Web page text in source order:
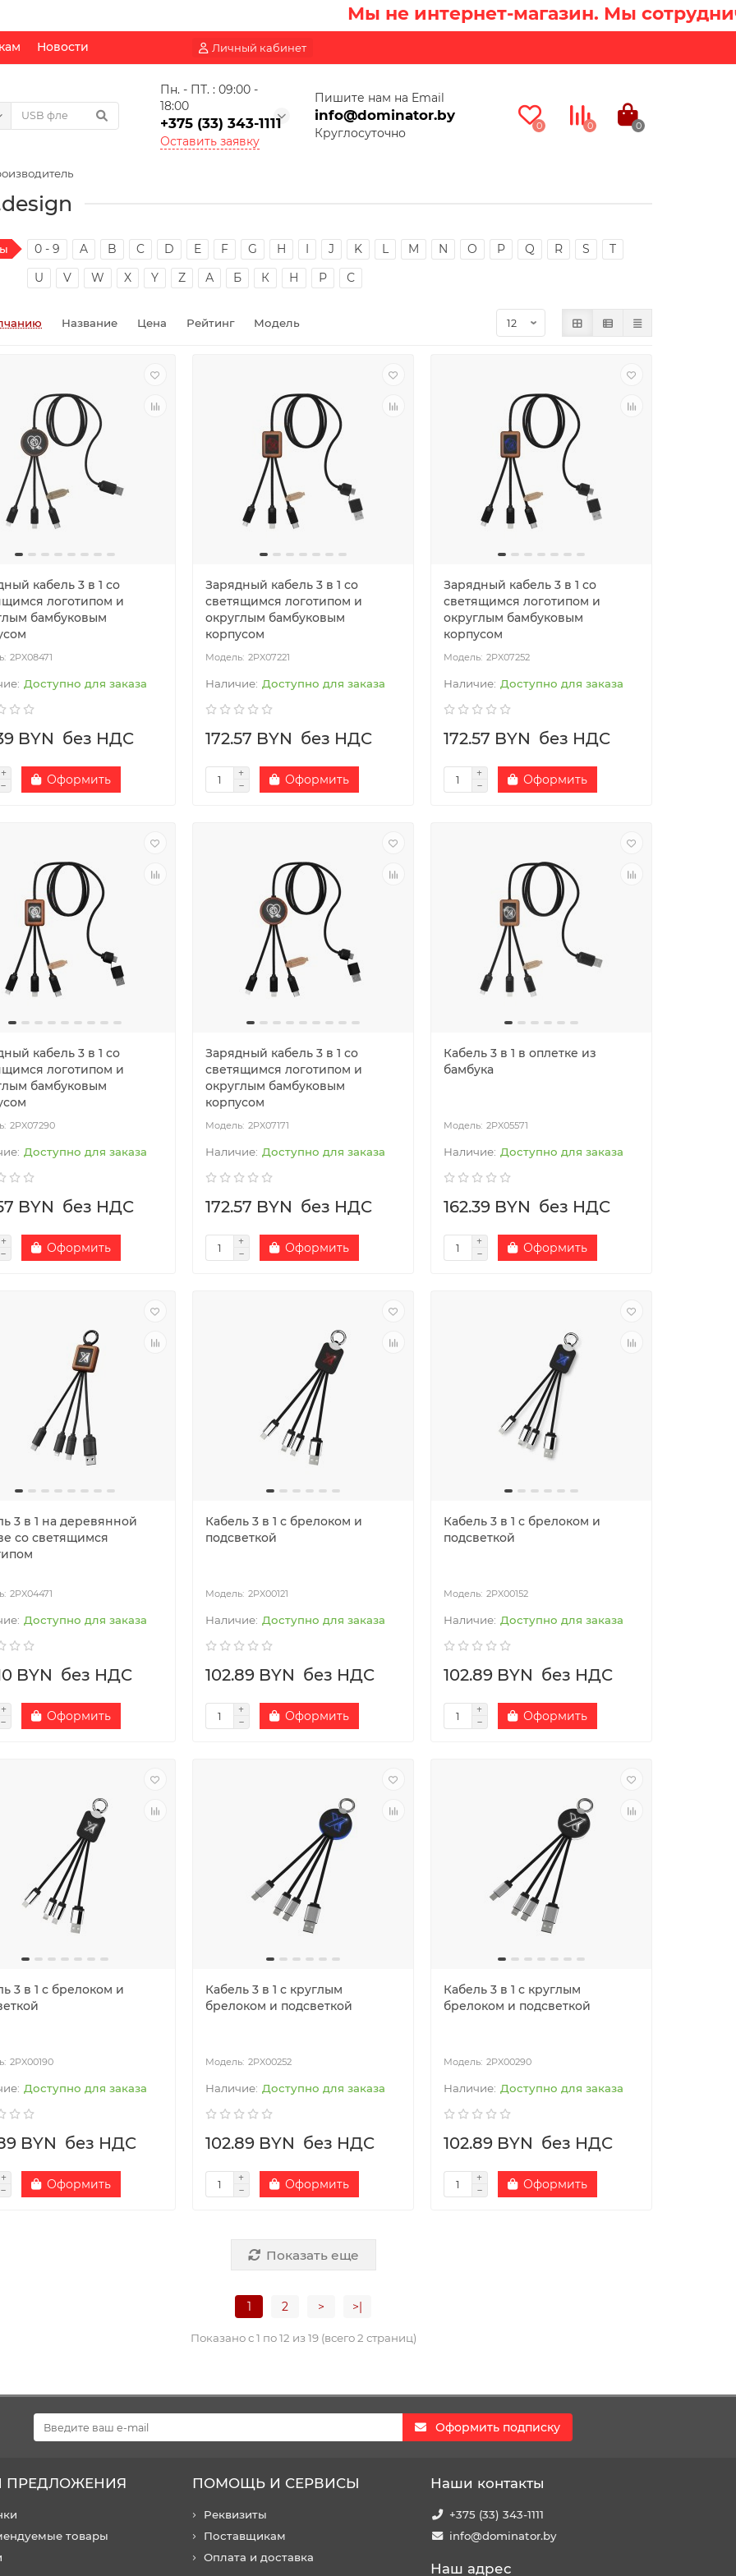
Мы не интернет-магазин. Мы
Новости Личный кабинет
Пн. - ПТ. : 09:00 -
18:00
+375 (33) 343-1111
Оставить заявку
Пишите нам на Email
info@dominator.by
Круглосуточно 0 0 0
0 - 9 A B C D E F G H I J K L M N O P Q R S
T
U
V W X Y Z А Б К Н Р С
Название Цена Рейтинг Модель
кабель 3 в 1 со
логотипом и
бамбуковым
2PX08471
Доступно для заказа
BYN без НДС
Оформить
Зарядный кабель 3 в 1 со
светящимся логотипом и
округлым бамбуковым
корпусом
2PX07221
Доступно для заказа
172.57 BYN без НДС
Оформить
Зарядный кабель 3 в 1 со
светящимся логотипом и
округлым бамбуковым
корпусом
2PX07252
Доступно для заказа
172.57 BYN без НДС
Оформить
кабель 3 в 1 со
логотипом и
бамбуковым
2PX07290
Доступно для заказа
BYN без НДС
Оформить
Зарядный кабель 3 в 1 со
светящимся логотипом и
округлым бамбуковым
корпусом
2PX07171
Доступно для заказа
172.57 BYN без НДС
Оформить
Кабель 3 в 1 в оплетке из
бамбука
2PX05571
Доступно для заказа
162.39 BYN без НДС
Оформить
3 в 1 на деревянной
со светящимся
2PX04471
Доступно для заказа
BYN без НДС
Оформить
Кабель 3 в 1 с брелоком и
подсветкой
2PX00121
Доступно для заказа
102.89 BYN без НДС
Оформить
Кабель 3 в 1 с брелоком и
подсветкой
2PX00152
Доступно для заказа
102.89 BYN без НДС
Оформить
3 в 1 с брелоком и
2PX00190
Доступно для заказа
BYN без НДС
Оформить
Кабель 3 в 1 с круглым
брелоком и подсветкой
2PX00252
Доступно для заказа
102.89 BYN без НДС
Оформить
Кабель 3 в 1 с круглым
брелоком и подсветкой
2PX00290
Доступно для заказа
102.89 BYN без НДС
Оформить
Показать еще
1 2 > >|
Показано с 1 по 12 из 19 (всего 2 страниц)
Оформить подписку
ПРЕДЛОЖЕНИЯ
товары
ПОМОЩЬ И СЕРВИСЫ
Реквизиты
Поставщикам
Оплата и доставка
Наши контакты
+375 (33) 343-1111
info@dominator.by
Наш адрес